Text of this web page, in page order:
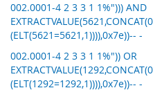
002.0001-4 2 3 3 1 1%"))) AND
(ELT(5621=5621,1)))),0x7e))-- -
002.0001-4 2 3 3 1 1%")) OR
(ELT(1292=1292,1)))),0x7e))-- -